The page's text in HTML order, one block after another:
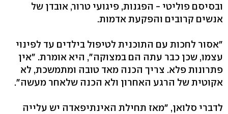
ובסיסם פוליטי - הפגנות, פיגועי טרור, אובדן של
אנשים קרובים והפקעת אדמות.
"אסור לחכות עם התוכנית לטיפול בילדים עד לפינוי
עצמו, שכן כבר עתה הם במצוקה", היא אומרת. "אין
פתרונות פלא. צריך הכנה מאד טובה ומתמשכת, לא
אקוטית של הרגע האחרון ולא הכנה שלאחר מעשה".
לדברי סלואן, "מאז תחילת האינתיפאדה יש עלייה